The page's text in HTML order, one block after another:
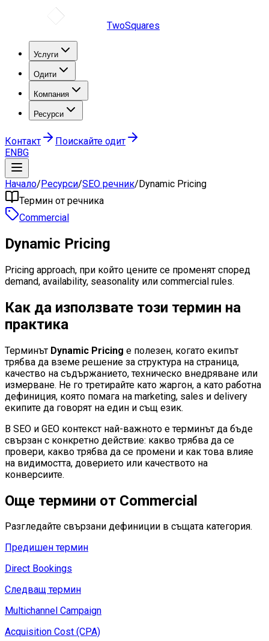
TwoSquares
Услуги
Одити
Компания
Ресурси
Контакт
Поискайте одит
ENBG
Начало/Ресурси/SEO речник/Dynamic Pricing
Термин от речника
Commercial
Dynamic Pricing
Pricing approach, при който цените се променят според
demand, availability, seasonality или commercial rules.
Как да използвате този термин на
практика
Терминът Dynamic Pricing е полезен, когато екипът
трябва да вземе решение за структура на страница,
качество на съдържанието, техническо внедряване или
измерване. Не го третирайте като жаргон, а като работна
дефиниция, която помага на marketing, sales и delivery
екипите да говорят на един и същ език.
В SEO и GEO контекст най-важното е терминът да бъде
свързан с конкретно действие: какво трябва да се
провери, какво трябва да се промени и как това влияе
на видимостта, доверието или качеството на
конверсиите.
Още термини от Commercial
Разгледайте свързани дефиниции в същата категория.
Предишен термин
Direct Bookings
Следващ термин
Multichannel Campaign
Acquisition Cost (CPA)